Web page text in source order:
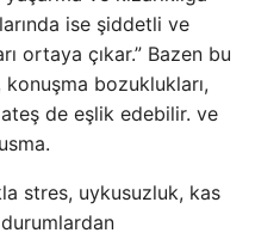
ise şiddetli ve
ortaya çıkar.” Bazen bu
bozuklukları,
ateş de eşlik edebilir. ve
stres, uykusuzluk, kas